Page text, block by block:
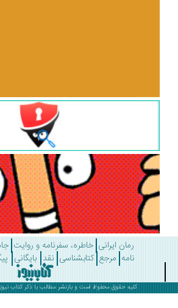
رمان ایرانی خاطره، سفرنامه و روایت جامعه
مرجع کتابشناسی نقد بایگانی پیگیری
کلیه حقوق محفوظ است و بازنشر مطالب با ذکرکتاب نیوز و درج